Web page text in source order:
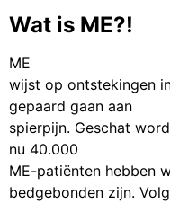
Wat is ME?!
ME
wijst op ontstekingen
gepaard gaan aan
spierpijn. Geschat
nu 40.000
ME-patiënten hebben
bedgebonden zijn.